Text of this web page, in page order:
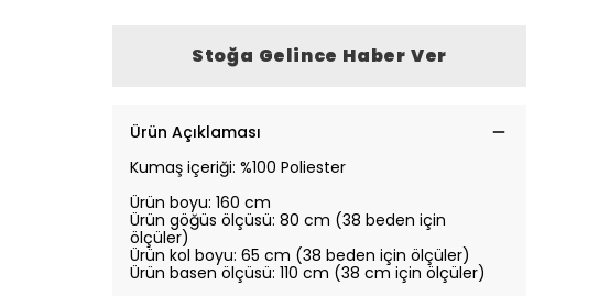
Stoğa Gelince Haber Ver
Ürün Açıklaması
Kumaş içeriği: %100 Poliester
Ürün boyu: 160 cm
Ürün göğüs ölçüsü: 80 cm (38 beden için
ölçüler)
Ürün kol boyu: 65 cm (38 beden için ölçüler)
Ürün basen ölçüsü: 110 cm (38 cm için ölçüler)